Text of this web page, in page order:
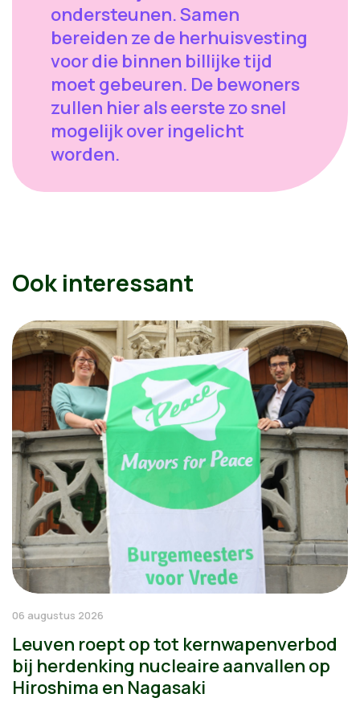
ondersteunen. Samen
bereiden ze de herhuisvesting
voor die binnen billijke tijd
moet gebeuren. De bewoners
zullen hier als eerste zo snel
mogelijk over ingelicht
worden.
Ook interessant
06 augustus 2026
Leuven roept op tot kernwapenverbod
bij herdenking nucleaire aanvallen op
Hiroshima en Nagasaki